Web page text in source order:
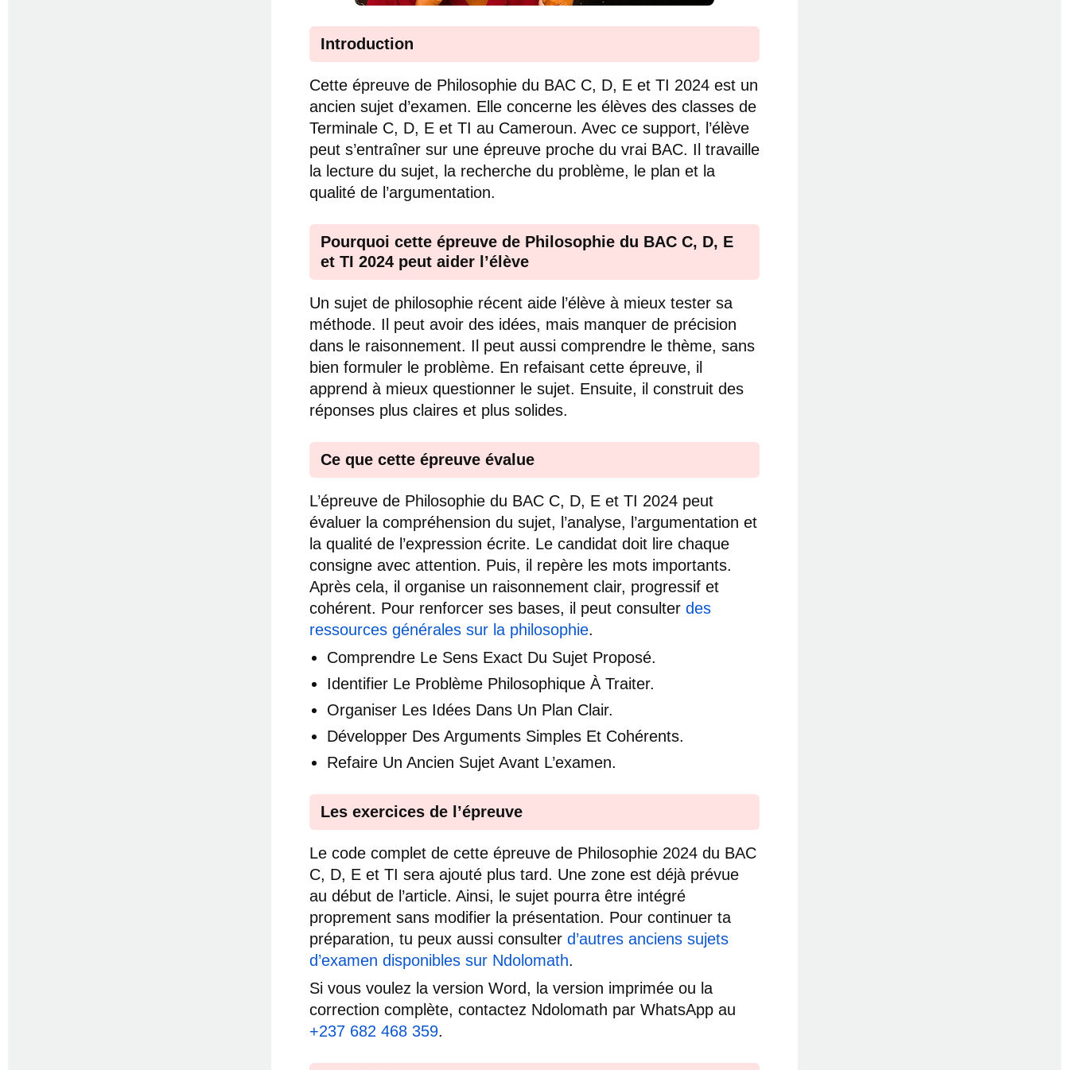
Introduction
Cette épreuve de Philosophie du BAC C, D, E et TI 2024 est un
ancien sujet d’examen. Elle concerne les élèves des classes de
Terminale C, D, E et TI au Cameroun. Avec ce support, l’élève
peut s’entraîner sur une épreuve proche du vrai BAC. Il travaille
la lecture du sujet, la recherche du problème, le plan et la
qualité de l’argumentation.
Pourquoi cette épreuve de Philosophie du BAC C, D, E
et TI 2024 peut aider l’élève
Un sujet de philosophie récent aide l’élève à mieux tester sa
méthode. Il peut avoir des idées, mais manquer de précision
dans le raisonnement. Il peut aussi comprendre le thème, sans
bien formuler le problème. En refaisant cette épreuve, il
apprend à mieux questionner le sujet. Ensuite, il construit des
réponses plus claires et plus solides.
Ce que cette épreuve évalue
L’épreuve de Philosophie du BAC C, D, E et TI 2024 peut
évaluer la compréhension du sujet, l’analyse, l’argumentation et
la qualité de l’expression écrite. Le candidat doit lire chaque
consigne avec attention. Puis, il repère les mots importants.
Après cela, il organise un raisonnement clair, progressif et
cohérent. Pour renforcer ses bases, il peut consulter des
ressources générales sur la philosophie.
Comprendre Le Sens Exact Du Sujet Proposé.
Identifier Le Problème Philosophique À Traiter.
Organiser Les Idées Dans Un Plan Clair.
Développer Des Arguments Simples Et Cohérents.
Refaire Un Ancien Sujet Avant L’examen.
Les exercices de l’épreuve
Le code complet de cette épreuve de Philosophie 2024 du BAC
C, D, E et TI sera ajouté plus tard. Une zone est déjà prévue
au début de l’article. Ainsi, le sujet pourra être intégré
proprement sans modifier la présentation. Pour continuer ta
préparation, tu peux aussi consulter d’autres anciens sujets
d’examen disponibles sur Ndolomath.
Si vous voulez la version Word, la version imprimée ou la
correction complète, contactez Ndolomath par WhatsApp au
+237 682 468 359.